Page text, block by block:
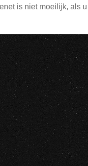
is niet moeilijk, als